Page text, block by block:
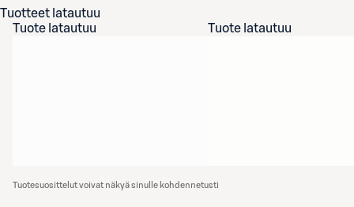
Tuotteet latautuu
Tuote latautuu
Tuote latautuu
Tuotesuosittelut voivat näkyä sinulle kohdennetusti